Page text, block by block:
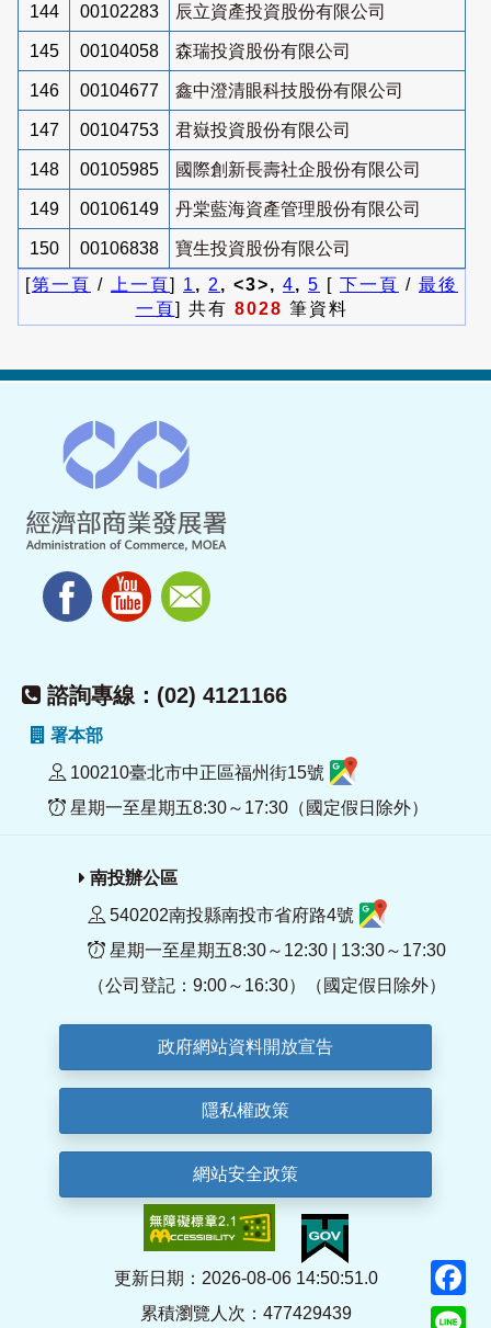
144 00102283 辰立資產投資股份有限公司
145 00104058 森瑞投資股份有限公司
146 00104677 鑫中澄清眼科技股份有限公司
147 00104753 君嶽投資股份有限公司
148 00105985 國際創新長壽社企股份有限公司
149 00106149 丹棠藍海資產管理股份有限公司
150 00106838
寶生投資股份有限公司
[第一頁 / 上一頁] 1 , 2 , <3>, 4, 5 [ 下一頁 / 最後
一頁] 共有 8028 筆資料
諮詢專線：(02) 4121166
署本部
100210臺北市中正區福州街15號
星期一至星期五8:30～17:30（國定假日除外）
南投辦公區
540202南投縣南投市省府路4號
星期一至星期五8:30～12:30 | 13:30～17:30
（公司登記：9:00～16:30）（國定假日除外）
政府網站資料開放宣告
隱私權政策
網站安全政策
更新日期：2026-08-06 14:50:51.0
累積瀏覽人次：477429439